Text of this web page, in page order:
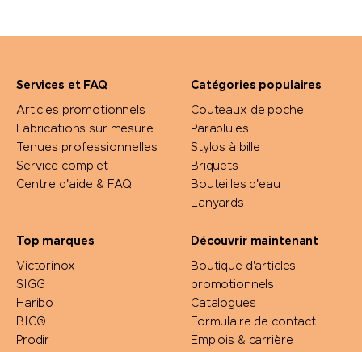
Services et FAQ
Articles promotionnels
Fabrications sur mesure
Tenues professionnelles
Service complet
Centre d'aide & FAQ
Catégories populaires
Couteaux de poche
Parapluies
Stylos à bille
Briquets
Bouteilles d'eau
Lanyards
Top marques
Victorinox
SIGG
Haribo
BIC®
Prodir
Découvrir maintenant
Boutique d'articles
promotionnels
Catalogues
Formulaire de contact
Emplois & carrière